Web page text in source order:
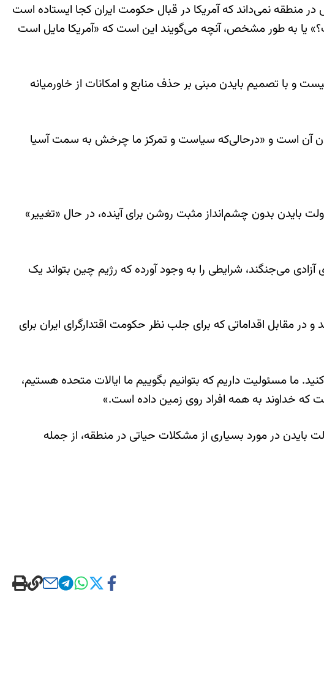
گفت: هیچ‌کس در منطقه نمی‌داند که آمریکا در قبال حکومت ایران کجا ایستاده است
یا به طور مشخص، آنچه می‌گویند این است که «آمریکا مایل است
و با تصمیم بایدن مبنی بر حذف منابع و امکانات از خاورمیانه
آن است و «درحالی‌که سیاست و تمرکز ما چرخش به سمت آسیا
بایدن بدون چشم‌انداز مثبت روشن برای آینده، در حال «تغییر»
می‌جنگند، شرایطی را به وجود آورده که رژیم چین بتواند یک
و در مقابل اقداماتی که برای جلب نظر حکومت اقتدارگرای ایران برای
ما مسئولیت داریم که بتوانیم بگوییم ما ایالات متحده هستیم،
که خداوند به همه افراد روی زمین داده است.»
بایدن در مورد بسیاری از مشکلات حیاتی در منطقه، از جمله